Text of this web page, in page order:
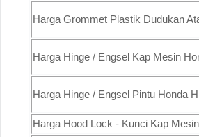
Harga Grommet Plastik Dudukan
Harga Hinge / Engsel Kap Mesin
Harga Hinge / Engsel Pintu Honda
Harga Hood Lock - Kunci Kap